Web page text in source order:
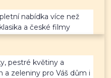
nabídka více než
a české filmy
pestré květiny a
a zeleniny pro Váš dům i